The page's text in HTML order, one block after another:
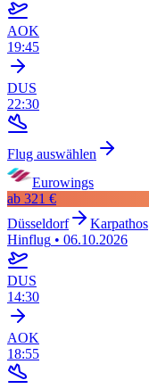
AOK
19:45
DUS
22:30
Flug auswählen
Eurowings
ab 321 €
Düsseldorf
Karpathos
Hinflug • 06.10.2026
DUS
14:30
AOK
18:55